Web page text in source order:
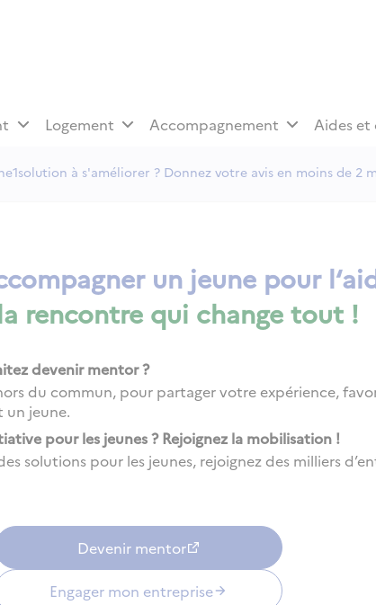
Logement Accompagnement Aides et
à s'améliorer ? Donnez votre avis en moins de 2
un jeune pour
rencontre qui change tout !
devenir mentor ?
du commun, pour partager votre expérience,
un jeune.
pour les jeunes ? Rejoignez la mobilisation !
solutions pour les jeunes, rejoignez des milliers
Devenir mentor
Engager mon entreprise